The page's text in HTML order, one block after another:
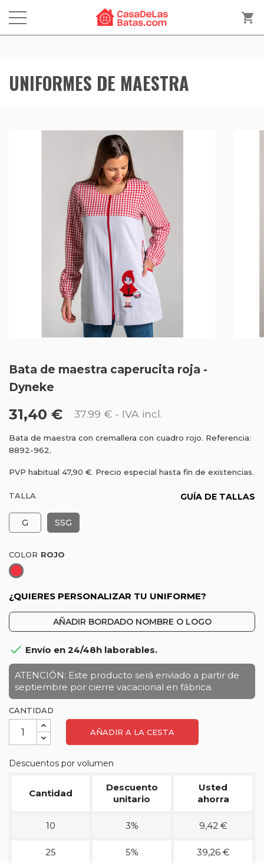
shopping_cart
UNIFORMES DE MAESTRA
Bata de maestra caperucita roja -
Dyneke
31,40 € 37.99 € - IVA incl.
Bata de maestra con cremallera con cuadro rojo. Referencia:
8892-962.
PVP habitual 47,90 €. Precio especial hasta fin de existencias.
TALLA GUÍA DE TALLAS
G SSG
COLOR
Rojo
¿QUIERES PERSONALIZAR TU UNIFORME?
AÑADIR BORDADO NOMBRE O LOGO
 Envío en 24/48h laborables.
ATENCIÓN: Este producto será enviado a partir de
septiembre por cierre vacacional en fábrica.
CANTIDAD
AÑADIR A LA CESTA
Descuentos por volumen
Cantidad
Descuento
unitario
Usted
ahorra
10 3% 9,42 €
25 5% 39,26 €